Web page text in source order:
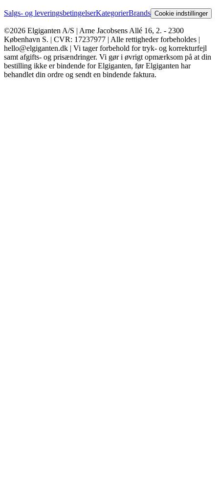
Salgs- og leveringsbetingelserKategorierBrands Cookie indstillinger
©2026 Elgiganten A/S | Arne Jacobsens Allé 16, 2. - 2300
København S. | CVR: 17237977 | Alle rettigheder forbeholdes |
hello@elgiganten.dk | Vi tager forbehold for tryk- og korrekturfejl
samt afgifts- og prisændringer. Vi gør i øvrigt opmærksom på at din
bestilling ikke er bindende for Elgiganten, før Elgiganten har
behandlet din ordre og sendt en bindende faktura.